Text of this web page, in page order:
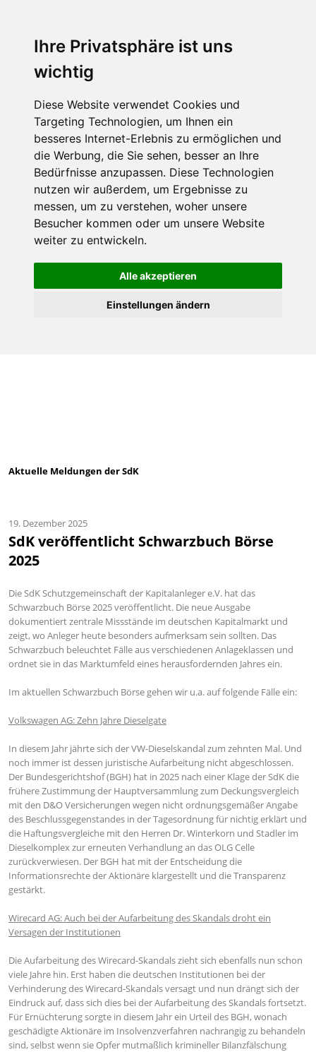
Ihre Privatsphäre ist uns
wichtig
Diese Website verwendet Cookies und
Targeting Technologien, um Ihnen ein
besseres Internet-Erlebnis zu ermöglichen und
die Werbung, die Sie sehen, besser an Ihre
Bedürfnisse anzupassen. Diese Technologien
nutzen wir außerdem, um Ergebnisse zu
messen, um zu verstehen, woher unsere
Besucher kommen oder um unsere Website
weiter zu entwickeln.
Alle akzeptieren
Einstellungen ändern
Aktuelle Meldungen der SdK
19. Dezember 2025
SdK veröffentlicht Schwarzbuch Börse
2025
Die SdK Schutzgemeinschaft der Kapitalanleger e.V. hat das
Schwarzbuch Börse 2025 veröffentlicht. Die neue Ausgabe
dokumentiert zentrale Missstände im deutschen Kapitalmarkt und
zeigt, wo Anleger heute besonders aufmerksam sein sollten. Das
Schwarzbuch beleuchtet Fälle aus verschiedenen Anlageklassen und
ordnet sie in das Marktumfeld eines herausfordernden Jahres ein.
Im aktuellen Schwarzbuch Börse gehen wir u.a. auf folgende Fälle ein:
Volkswagen AG: Zehn Jahre Dieselgate
In diesem Jahr jährte sich der VW-Dieselskandal zum zehnten Mal. Und
noch immer ist dessen juristische Aufarbeitung nicht abgeschlossen.
Der Bundesgerichtshof (BGH) hat in 2025 nach einer Klage der SdK die
frühere Zustimmung der Hauptversammlung zum Deckungsvergleich
mit den D&O Versicherungen wegen nicht ordnungsgemäßer Angabe
des Beschlussgegenstandes in der Tagesordnung für nichtig erklärt und
die Haftungsvergleiche mit den Herren Dr. Winterkorn und Stadler im
Dieselkomplex zur erneuten Verhandlung an das OLG Celle
zurückverwiesen. Der BGH hat mit der Entscheidung die
Informationsrechte der Aktionäre klargestellt und die Transparenz
gestärkt.
Wirecard AG: Auch bei der Aufarbeitung des Skandals droht ein
Versagen der Institutionen
Die Aufarbeitung des Wirecard-Skandals zieht sich ebenfalls nun schon
viele Jahre hin. Erst haben die deutschen Institutionen bei der
Verhinderung des Wirecard-Skandals versagt und nun drängt sich der
Eindruck auf, dass sich dies bei der Aufarbeitung des Skandals fortsetzt.
Für Ernüchterung sorgte in diesem Jahr ein Urteil des BGH, wonach
geschädigte Aktionäre im Insolvenzverfahren nachrangig zu behandeln
sind, selbst wenn sie Opfer mutmaßlich krimineller Bilanzfälschung